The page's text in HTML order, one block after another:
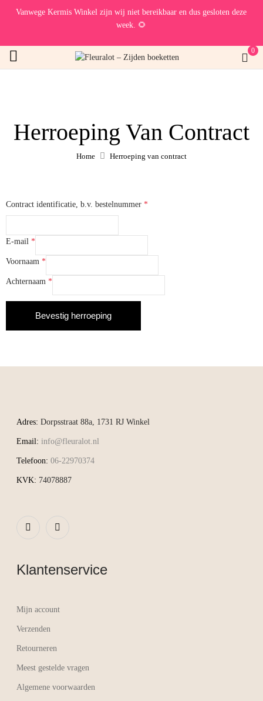
Vanwege Kermis Winkel zijn wij niet bereikbaar en dus gesloten deze
week. 🌻
0
Herroeping Van Contract
Home Herroeping van contract
Contract identificatie, b.v. bestelnummer *
E-mail *
E-
Voornaam *
Achternaam *
Bevestig herroeping
Adres: Dorpsstraat 88a, 1731 RJ Winkel
Email: info@fleuralot.nl
Telefoon: 06-22970374
KVK: 74078887
Klantenservice
Mijn account
Verzenden
Retourneren
Meest gestelde vragen
Algemene voorwaarden